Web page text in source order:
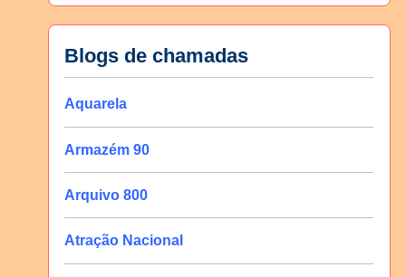
Blogs de chamadas
Aquarela
Armazém 90
Arquivo 800
Atração Nacional